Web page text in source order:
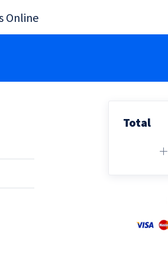
Total